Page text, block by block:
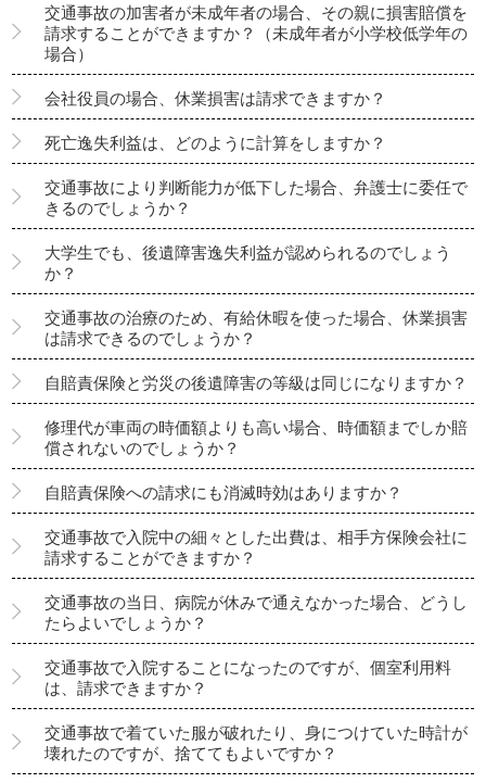
交通事故の加害者が未成年者の場合、その親に損害賠償を
請求することができますか？（未成年者が小学校低学年の
場合）
会社役員の場合、休業損害は請求できますか？
死亡逸失利益は、どのように計算をしますか？
交通事故により判断能力が低下した場合、弁護士に委任で
きるのでしょうか？
大学生でも、後遺障害逸失利益が認められるのでしょう
か？
交通事故の治療のため、有給休暇を使った場合、休業損害
は請求できるのでしょうか？
自賠責保険と労災の後遺障害の等級は同じになりますか？
修理代が車両の時価額よりも高い場合、時価額までしか賠
償されないのでしょうか？
自賠責保険への請求にも消滅時効はありますか？
交通事故で入院中の細々とした出費は、相手方保険会社に
請求することができますか？
交通事故の当日、病院が休みで通えなかった場合、どうし
たらよいでしょうか？
交通事故で入院することになったのですが、個室利用料
は、請求できますか？
交通事故で着ていた服が破れたり、身につけていた時計が
壊れたのですが、捨ててもよいですか？